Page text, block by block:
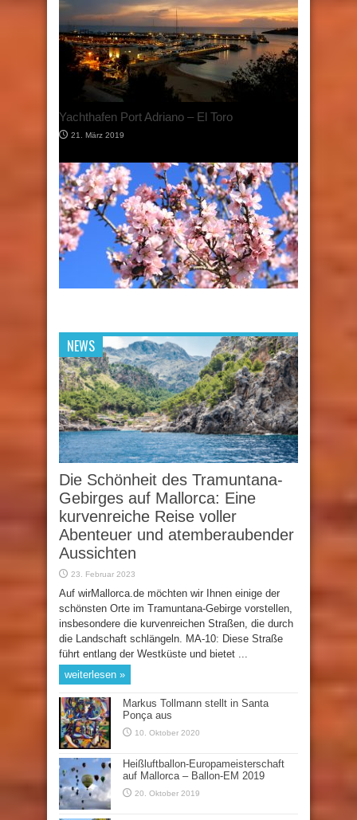
„Puig de sa Morisca“ mit bester Aussicht auf
Santa Ponça
5. März 2019
16. Februar 2019
NEWS
Die Schönheit des Tramuntana-
Gebirges auf Mallorca: Eine
kurvenreiche Reise voller
Abenteuer und atemberaubender
Aussichten
23. Februar 2023
Auf wirMallorca.de möchten wir Ihnen einige der
schönsten Orte im Tramuntana-Gebirge vorstellen,
insbesondere die kurvenreichen Straßen, die durch
die Landschaft schlängeln. MA-10: Diese Straße
führt entlang der Westküste und bietet ...
weiterlesen »
Markus Tollmann stellt in Santa
Ponça aus
10. Oktober 2020
Heißluftballon-Europameisterschaft
auf Mallorca – Ballon-EM 2019
20. Oktober 2019